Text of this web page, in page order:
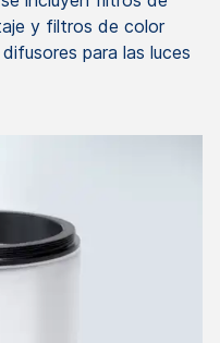
y filtros de color
para las luces